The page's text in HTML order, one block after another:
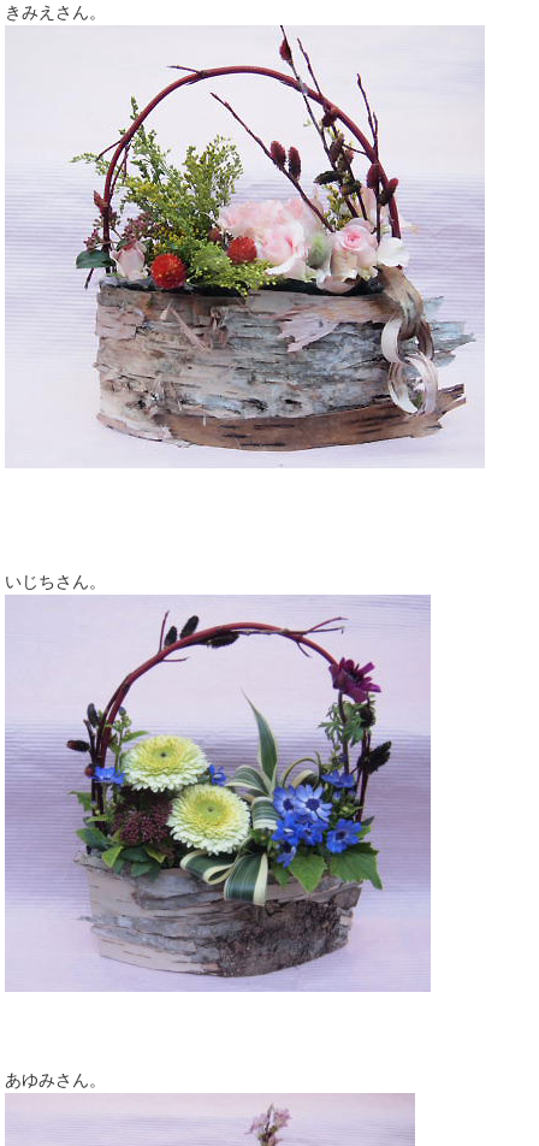
きみえさん。
いじちさん。
あゆみさん。